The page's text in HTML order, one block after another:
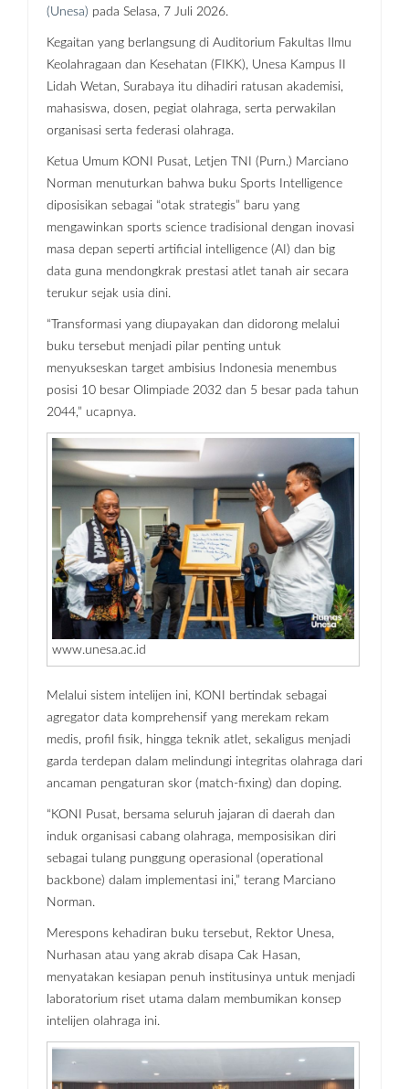
(Unesa) pada Selasa, 7 Juli 2026.
Kegaitan yang berlangsung di Auditorium Fakultas Ilmu
Keolahragaan dan Kesehatan (FIKK), Unesa Kampus II
Lidah Wetan, Surabaya itu dihadiri ratusan akademisi,
mahasiswa, dosen, pegiat olahraga, serta perwakilan
organisasi serta federasi olahraga.
Ketua Umum KONI Pusat, Letjen TNI (Purn.) Marciano
Norman menuturkan bahwa buku Sports Intelligence
diposisikan sebagai “otak strategis” baru yang
mengawinkan sports science tradisional dengan inovasi
masa depan seperti artificial intelligence (AI) dan big
data guna mendongkrak prestasi atlet tanah air secara
terukur sejak usia dini.
“Transformasi yang diupayakan dan didorong melalui
buku tersebut menjadi pilar penting untuk
menyukseskan target ambisius Indonesia menembus
posisi 10 besar Olimpiade 2032 dan 5 besar pada tahun
2044,” ucapnya.
www.unesa.ac.id
Melalui sistem intelijen ini, KONI bertindak sebagai
agregator data komprehensif yang merekam rekam
medis, profil fisik, hingga teknik atlet, sekaligus menjadi
garda terdepan dalam melindungi integritas olahraga dari
ancaman pengaturan skor (match-fixing) dan doping.
“KONI Pusat, bersama seluruh jajaran di daerah dan
induk organisasi cabang olahraga, memposisikan diri
sebagai tulang punggung operasional (operational
backbone) dalam implementasi ini,” terang Marciano
Norman.
Merespons kehadiran buku tersebut, Rektor Unesa,
Nurhasan atau yang akrab disapa Cak Hasan,
menyatakan kesiapan penuh institusinya untuk menjadi
laboratorium riset utama dalam membumikan konsep
intelijen olahraga ini.